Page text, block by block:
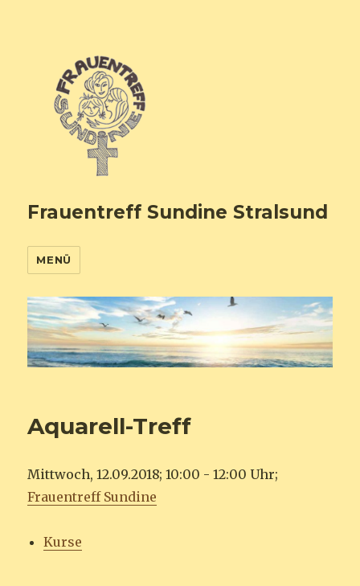
Frauentreff Sundine Stralsund
MENÜ
Aquarell-Treff
Mittwoch, 12.09.2018; 10:00 - 12:00 Uhr;
Frauentreff Sundine
Kurse